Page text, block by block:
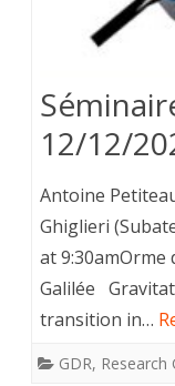
12/12/
Antoine
Ghiglieri
at 9:30amOrme
Galilée
transition in…
GDR, Research